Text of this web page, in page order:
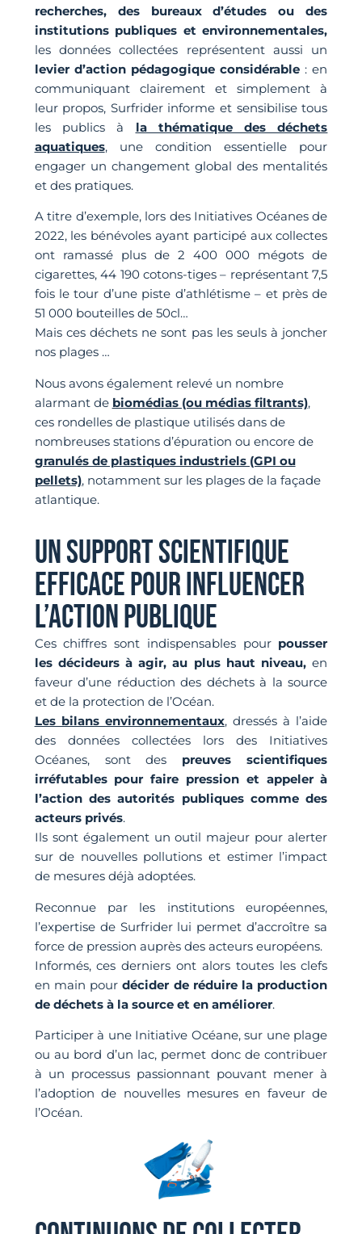
recherches, des bureaux d’études ou des
institutions publiques et environnementales,
les données collectées représentent aussi un
levier d’action pédagogique considérable : en
communiquant clairement et simplement à
leur propos, Surfrider informe et sensibilise tous
les publics à la thématique des déchets
aquatiques, une condition essentielle pour
engager un changement global des mentalités
et des pratiques.
A titre d’exemple, lors des Initiatives Océanes de
2022, les bénévoles ayant participé aux collectes
ont ramassé plus de 2 400 000 mégots de
cigarettes, 44 190 cotons-tiges – représentant 7,5
fois le tour d’une piste d’athlétisme – et près de
51 000 bouteilles de 50cl…
Mais ces déchets ne sont pas les seuls à joncher
nos plages …
Nous avons également relevé un nombre
alarmant de biomédias (ou médias filtrants),
ces rondelles de plastique utilisés dans de
nombreuses stations d’épuration ou encore de
granulés de plastiques industriels (GPI ou
pellets), notamment sur les plages de la façade
atlantique.
UN SUPPORT SCIENTIFIQUE
EFFICACE POUR INFLUENCER
L’ACTION PUBLIQUE
Ces chiffres sont indispensables pour pousser
les décideurs à agir, au plus haut niveau, en
faveur d’une réduction des déchets à la source
et de la protection de l’Océan.
Les bilans environnementaux, dressés à l’aide
des données collectées lors des Initiatives
Océanes, sont des preuves scientifiques
irréfutables pour faire pression et appeler à
l’action des autorités publiques comme des
acteurs privés.
Ils sont également un outil majeur pour alerter
sur de nouvelles pollutions et estimer l’impact
de mesures déjà adoptées.
Reconnue par les institutions européennes,
l’expertise de Surfrider lui permet d’accroître sa
force de pression auprès des acteurs européens.
Informés, ces derniers ont alors toutes les clefs
en main pourdécider de réduire la production
de déchets à la source et en améliorer.
Participer à une Initiative Océane, sur une plage
ou au bord d’un lac, permet donc de contribuer
à un processus passionnant pouvant mener à
l’adoption de nouvelles mesures en faveur de
l’Océan.